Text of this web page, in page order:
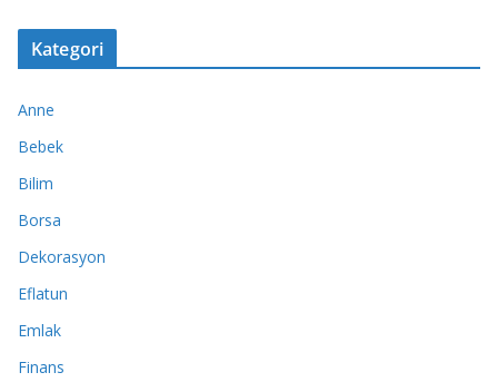
Kategori
Anne
Bebek
Bilim
Borsa
Dekorasyon
Eflatun
Emlak
Finans